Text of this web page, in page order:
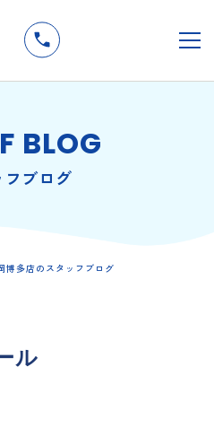
BLOG
フブログ
博多店のスタッフブログ
ル